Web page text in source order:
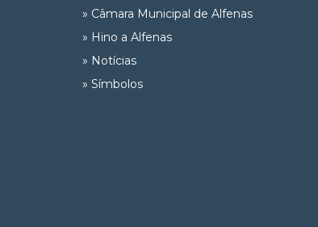
» Câmara Municipal de Alfenas
» Hino a Alfenas
» Notícias
» Símbolos